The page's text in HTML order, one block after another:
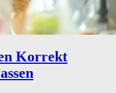
Korrekt